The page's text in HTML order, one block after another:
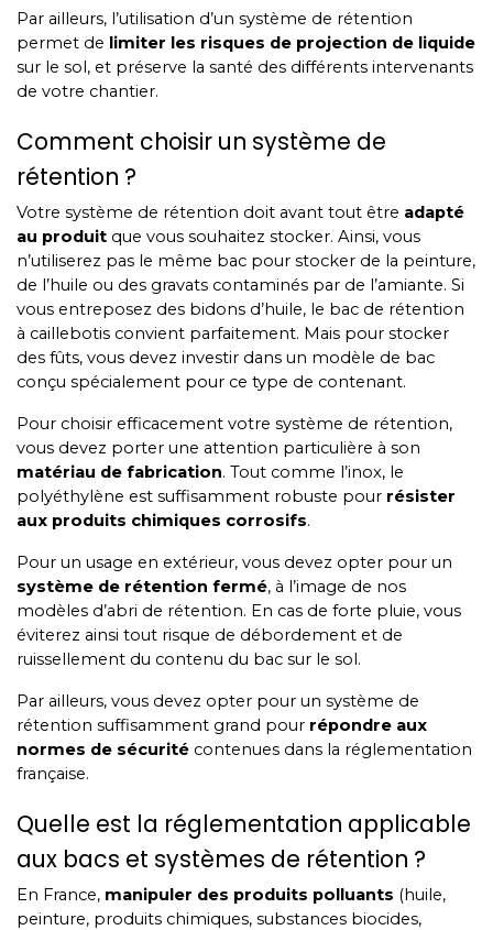
Par ailleurs, l’utilisation d’un système de rétention
permet de limiter les risques de projection de liquide
sur le sol, et préserve la santé des différents intervenants
de votre chantier.
Comment choisir un système de
rétention ?
Votre système de rétention doit avant tout être adapté
au produit que vous souhaitez stocker. Ainsi, vous
n’utiliserez pas le même bac pour stocker de la peinture,
de l’huile ou des gravats contaminés par de l’amiante. Si
vous entreposez des bidons d’huile, le bac de rétention
à caillebotis convient parfaitement. Mais pour stocker
des fûts, vous devez investir dans un modèle de bac
conçu spécialement pour ce type de contenant.
Pour choisir efficacement votre système de rétention,
vous devez porter une attention particulière à son
matériau de fabrication. Tout comme l’inox, le
polyéthylène est suffisamment robuste pour résister
aux produits chimiques corrosifs.
Pour un usage en extérieur, vous devez opter pour un
système de rétention fermé, à l’image de nos
modèles d’abri de rétention. En cas de forte pluie, vous
éviterez ainsi tout risque de débordement et de
ruissellement du contenu du bac sur le sol.
Par ailleurs, vous devez opter pour un système de
rétention suffisamment grand pour répondre aux
normes de sécurité contenues dans la réglementation
française.
Quelle est la réglementation applicable
aux bacs et systèmes de rétention ?
En France, manipuler des produits polluants (huile,
peinture, produits chimiques, substances biocides,